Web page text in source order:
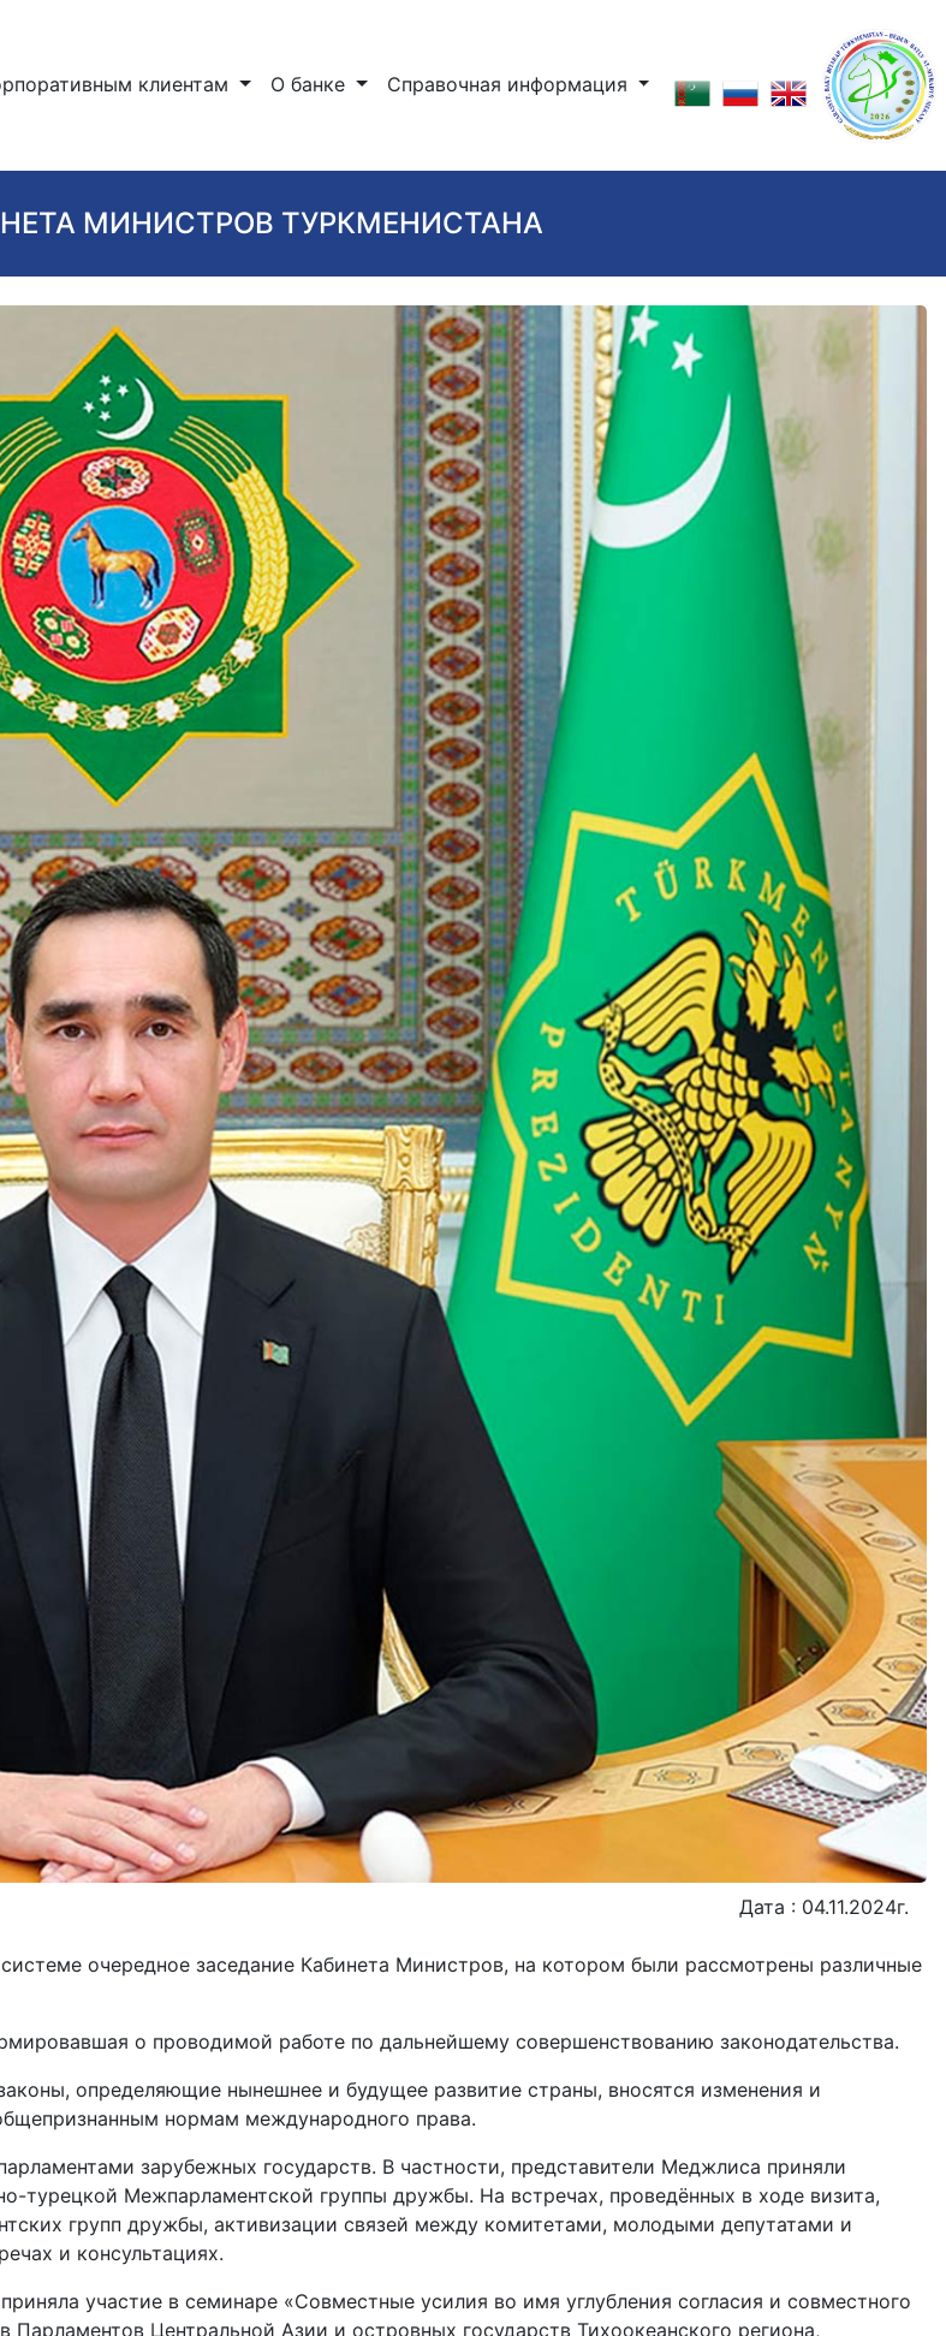
клиентам О банке Справочная информация
МИНИСТРОВ ТУРКМЕНИСТАНА
Дата : 04.11.2024г.
очередное заседание Кабинета Министров, на котором были рассмотрены различные
о проводимой работе по дальнейшему совершенствованию законодательства.
определяющие нынешнее и будущее развитие страны, вносятся изменения и
нормам международного права.
зарубежных государств. В частности, представители Меджлиса приняли
турецкой Межпарламентской группы дружбы. На встречах, проведённых в ходе визита,
групп дружбы, активизации связей между комитетами, молодыми депутатами и
и консультациях.
участие в семинаре ­«Совместные усилия во имя углуб­ления согласия и совместного
Центральной Азии и островных государств Тихоокеанского региона,